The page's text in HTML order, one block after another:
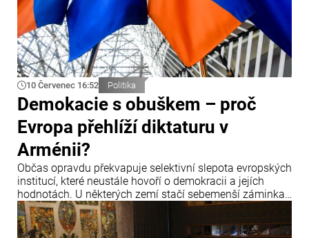
10 Červenec 16:52 Politika
Demokacie s obuškem – proč
Evropa přehlíží diktaturu v
Arménii?
Občas opravdu překvapuje selektivní slepota evropských
institucí, které neustále hovoří o demokracii a jejích
hodnotách. U některých zemí stačí sebemenší záminka,
aby zazněla obvinění, hrozby sankcemi a hlasitá
prohlášení o krizi demokracie.